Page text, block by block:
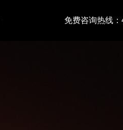
免费咨询热线